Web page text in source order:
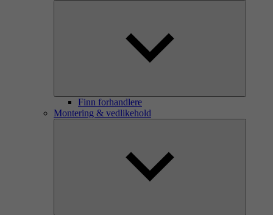
Finn forhandlere
Montering & vedlikehold